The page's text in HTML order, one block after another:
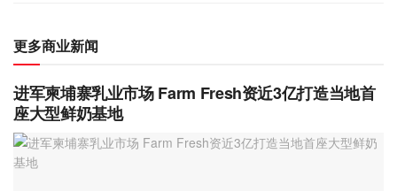
更多商业新闻
进军柬埔寨乳业市场 Farm Fresh资近3亿打造当地首
座大型鲜奶基地